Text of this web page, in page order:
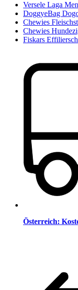
Versele Laga
DoggyeBag
Chewies
Chewies
Fiskars
Österreich: